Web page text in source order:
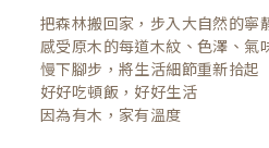
把森林搬回家，步入大自然的寧
感受原木的每道木紋、色澤、氣
慢下腳步，將生活細節重新拾起
好好吃頓飯，好好生活
因為有木，家有溫度